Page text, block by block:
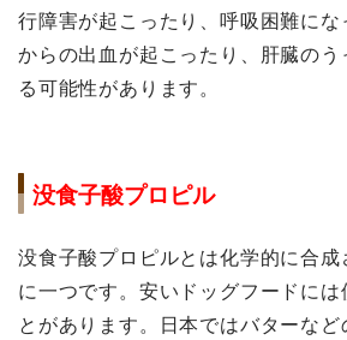
行障害が起こったり、呼吸困難にな
からの出血が起こったり、肝臓のう
る可能性があります。
没食子酸プロピル
没食子酸プロピルとは化学的に合成
に一つです。安いドッグフードには
とがあります。日本ではバターなど